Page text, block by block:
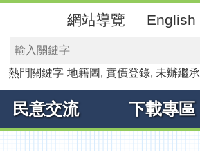
網站導覽 English
熱門關鍵字 地籍圖 實價登錄 未辦繼承
民意交流 下載專區